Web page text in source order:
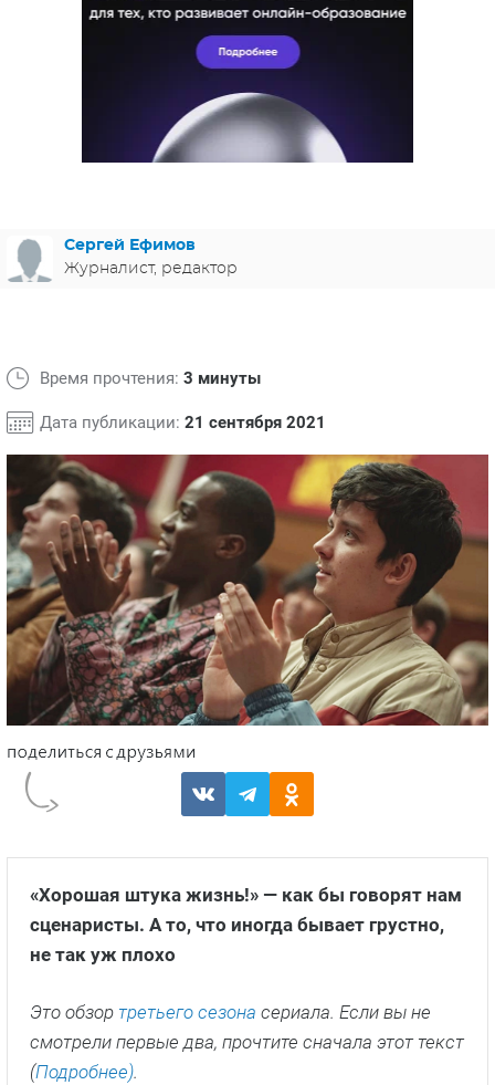
СВЕТСКИЕ НОВОСТИ
Сергей Ефимов
Журналист, редактор
Время прочтения: 3 минуты
Дата публикации: 21 сентября 2021
«Хорошая штука жизнь!» — как бы говорят нам
сценаристы. А то, что иногда бывает грустно,
не так уж плохо
Это обзор третьего сезона сериала. Если вы не
смотрели первые два, прочтите сначала этот текст
(Подробнее).